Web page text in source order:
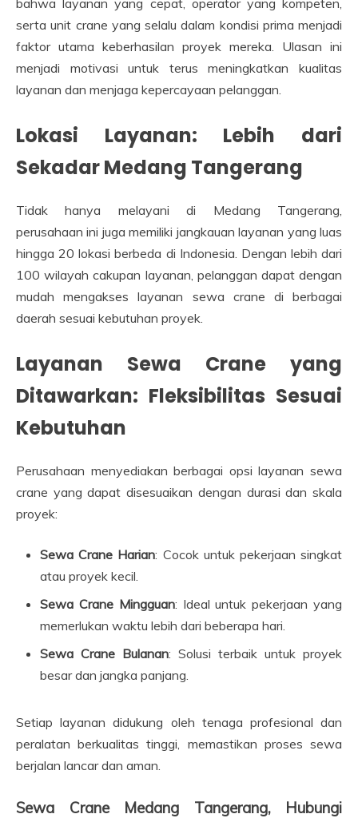
serta unit crane yang selalu dalam kondisi prima menjadi
faktor utama keberhasilan proyek mereka. Ulasan ini
menjadi motivasi untuk terus meningkatkan kualitas
layanan dan menjaga kepercayaan pelanggan.
Lokasi Layanan: Lebih dari
Sekadar Medang Tangerang
Tidak hanya melayani di Medang Tangerang,
perusahaan ini juga memiliki jangkauan layanan yang luas
hingga 20 lokasi berbeda di Indonesia. Dengan lebih dari
100 wilayah cakupan layanan, pelanggan dapat dengan
mudah mengakses layanan sewa crane di berbagai
daerah sesuai kebutuhan proyek.
Layanan Sewa Crane yang
Ditawarkan: Fleksibilitas Sesuai
Kebutuhan
Perusahaan menyediakan berbagai opsi layanan sewa
crane yang dapat disesuaikan dengan durasi dan skala
proyek:
Sewa Crane Harian: Cocok untuk pekerjaan singkat
atau proyek kecil.
Sewa Crane Mingguan: Ideal untuk pekerjaan yang
memerlukan waktu lebih dari beberapa hari.
Sewa Crane Bulanan: Solusi terbaik untuk proyek
besar dan jangka panjang.
Setiap layanan didukung oleh tenaga profesional dan
peralatan berkualitas tinggi, memastikan proses sewa
berjalan lancar dan aman.
Sewa Crane Medang Tangerang, Hubungi